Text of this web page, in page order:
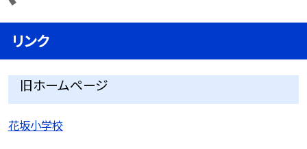
リンク
旧ホームページ
花坂小学校